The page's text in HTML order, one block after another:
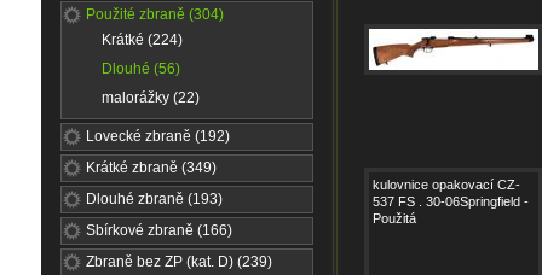
Použité zbraně (304)
Krátké (224)
Dlouhé (56)
malorážky (22)
Lovecké zbraně (192)
Krátké zbraně (349)
Dlouhé zbraně (193)
Sbírkové zbraně (166)
Zbraně bez ZP (kat. D) (239)
kulovnice opakovací CZ-
537 FS . 30-06Springfield -
Použitá